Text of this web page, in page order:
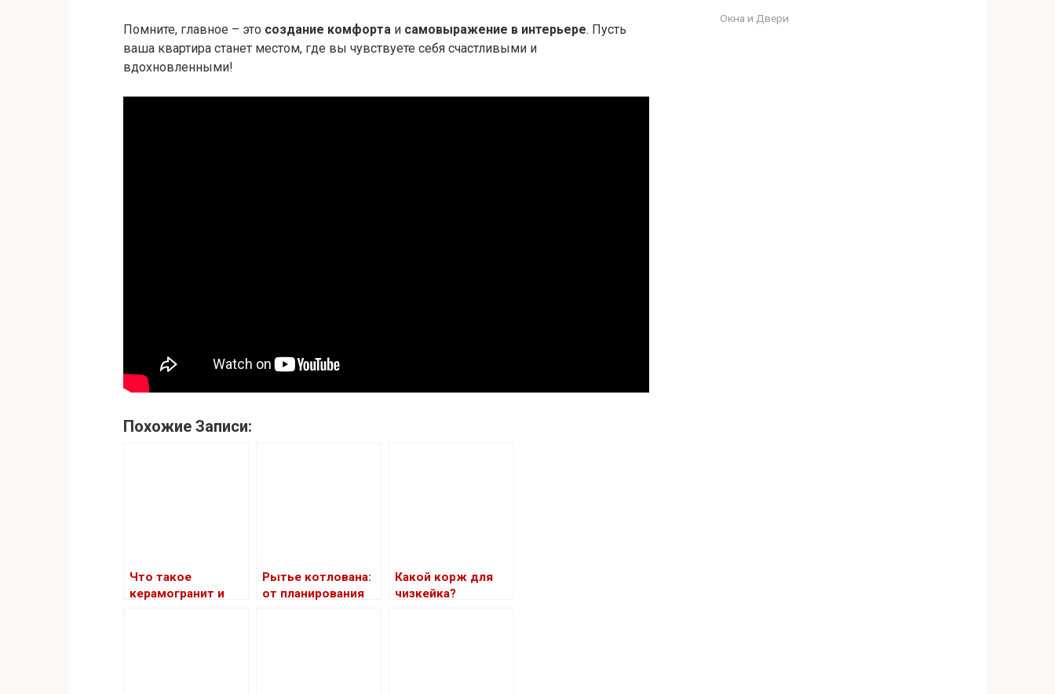
Помните, главное – это создание комфорта и самовыражение в интерьере. Пусть
ваша квартира станет местом, где вы чувствуете себя счастливыми и
вдохновленными!
Похожие Записи:
Что такое
керамогранит и
Рытье котлована:
от планирования
Какой корж для
чизкейка?
Окна и Двери